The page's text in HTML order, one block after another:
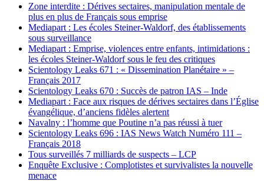
Zone interdite : Dérives sectaires, manipulation mentale de
plus en plus de Français sous emprise
Mediapart : Les écoles Steiner-Waldorf, des établissements
sous surveillance
Mediapart : Emprise, violences entre enfants, intimidations :
les écoles Steiner-Waldorf sous le feu des critiques
Scientology Leaks 671 : « Dissemination Planétaire » –
Français 2017
Scientology Leaks 670 : Succès de patron IAS – Inde
Mediapart : Face aux risques de dérives sectaires dans l’Église
évangélique, d’anciens fidèles alertent
Navalny : l’homme que Poutine n’a pas réussi à tuer
Scientology Leaks 696 : IAS News Watch Numéro 111 –
Français 2018
Tous surveillés 7 milliards de suspects – LCP
Enquête Exclusive : Complotistes et survivalistes la nouvelle
menace